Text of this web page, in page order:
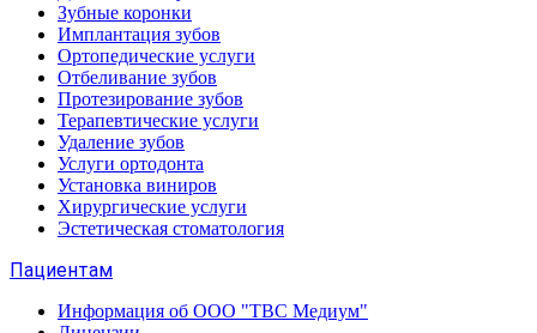
Зубные коронки
Имплантация зубов
Ортопедические услуги
Отбеливание зубов
Протезирование зубов
Терапевтические услуги
Удаление зубов
Услуги ортодонта
Установка виниров
Хирургические услуги
Эстетическая стоматология
Пациентам
Информация об ООО "ТВС Медиум"